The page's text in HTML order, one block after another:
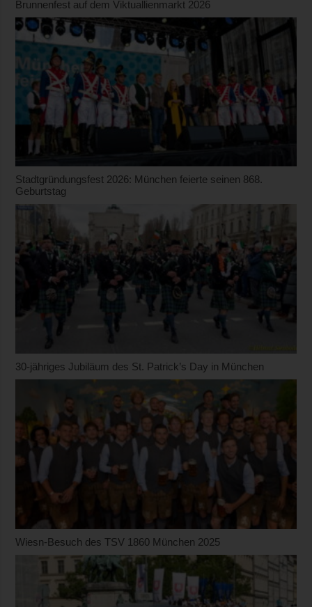
Brunnenfest auf dem Viktuallienmarkt 2026
Stadtgründungsfest 2026: München feierte seinen 868.
Geburtstag
30-jähriges Jubiläum des St. Patrick’s Day in München
Wiesn-Besuch des TSV 1860 München 2025